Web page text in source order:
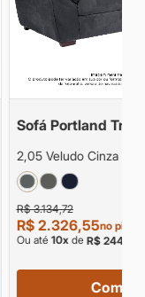
Sofá Portland
2,05 Veludo Cinza
R$ 3.134,72
R$ 2.326,55no pix
Ou até 10xde R$ 244,90